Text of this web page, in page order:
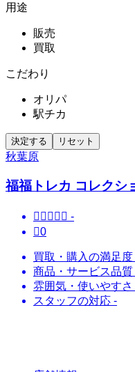
用途
販売
買取
こだわり
オリパ
駅チカ
決定する リセット
秋葉原
福福トレカ コレクシ
     -
0
買取・購入の満足度
商品・サービス品質
雰囲気・使いやすさ
スタッフの対応 -